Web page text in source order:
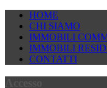
HOME
CHI SIAMO
IMMOBILI
IMMOBILI
CONTATTI